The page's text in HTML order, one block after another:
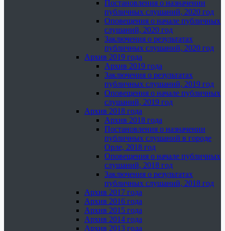
Постановления о назначении
публичных слушаний, 2020 год
Оповещения о начале публичных
слушаний, 2020 год
Заключения о результатах
публичных слушаний, 2020 год
Архив 2019 года
Архив 2019 года
Заключения о результатах
публичных слушаний, 2019 год
Оповещения о начале публичных
слушаний, 2019 год
Архив 2018 года
Архив 2018 года
Постановления о назначении
публичных слушаний в городе
Орле, 2018 год
Оповещения о начале публичных
слушаний, 2018 год
Заключения о результатах
публичных слушаний, 2018 год
Архив 2017 года
Архив 2016 года
Архив 2015 года
Архив 2014 года
Архив 2013 года